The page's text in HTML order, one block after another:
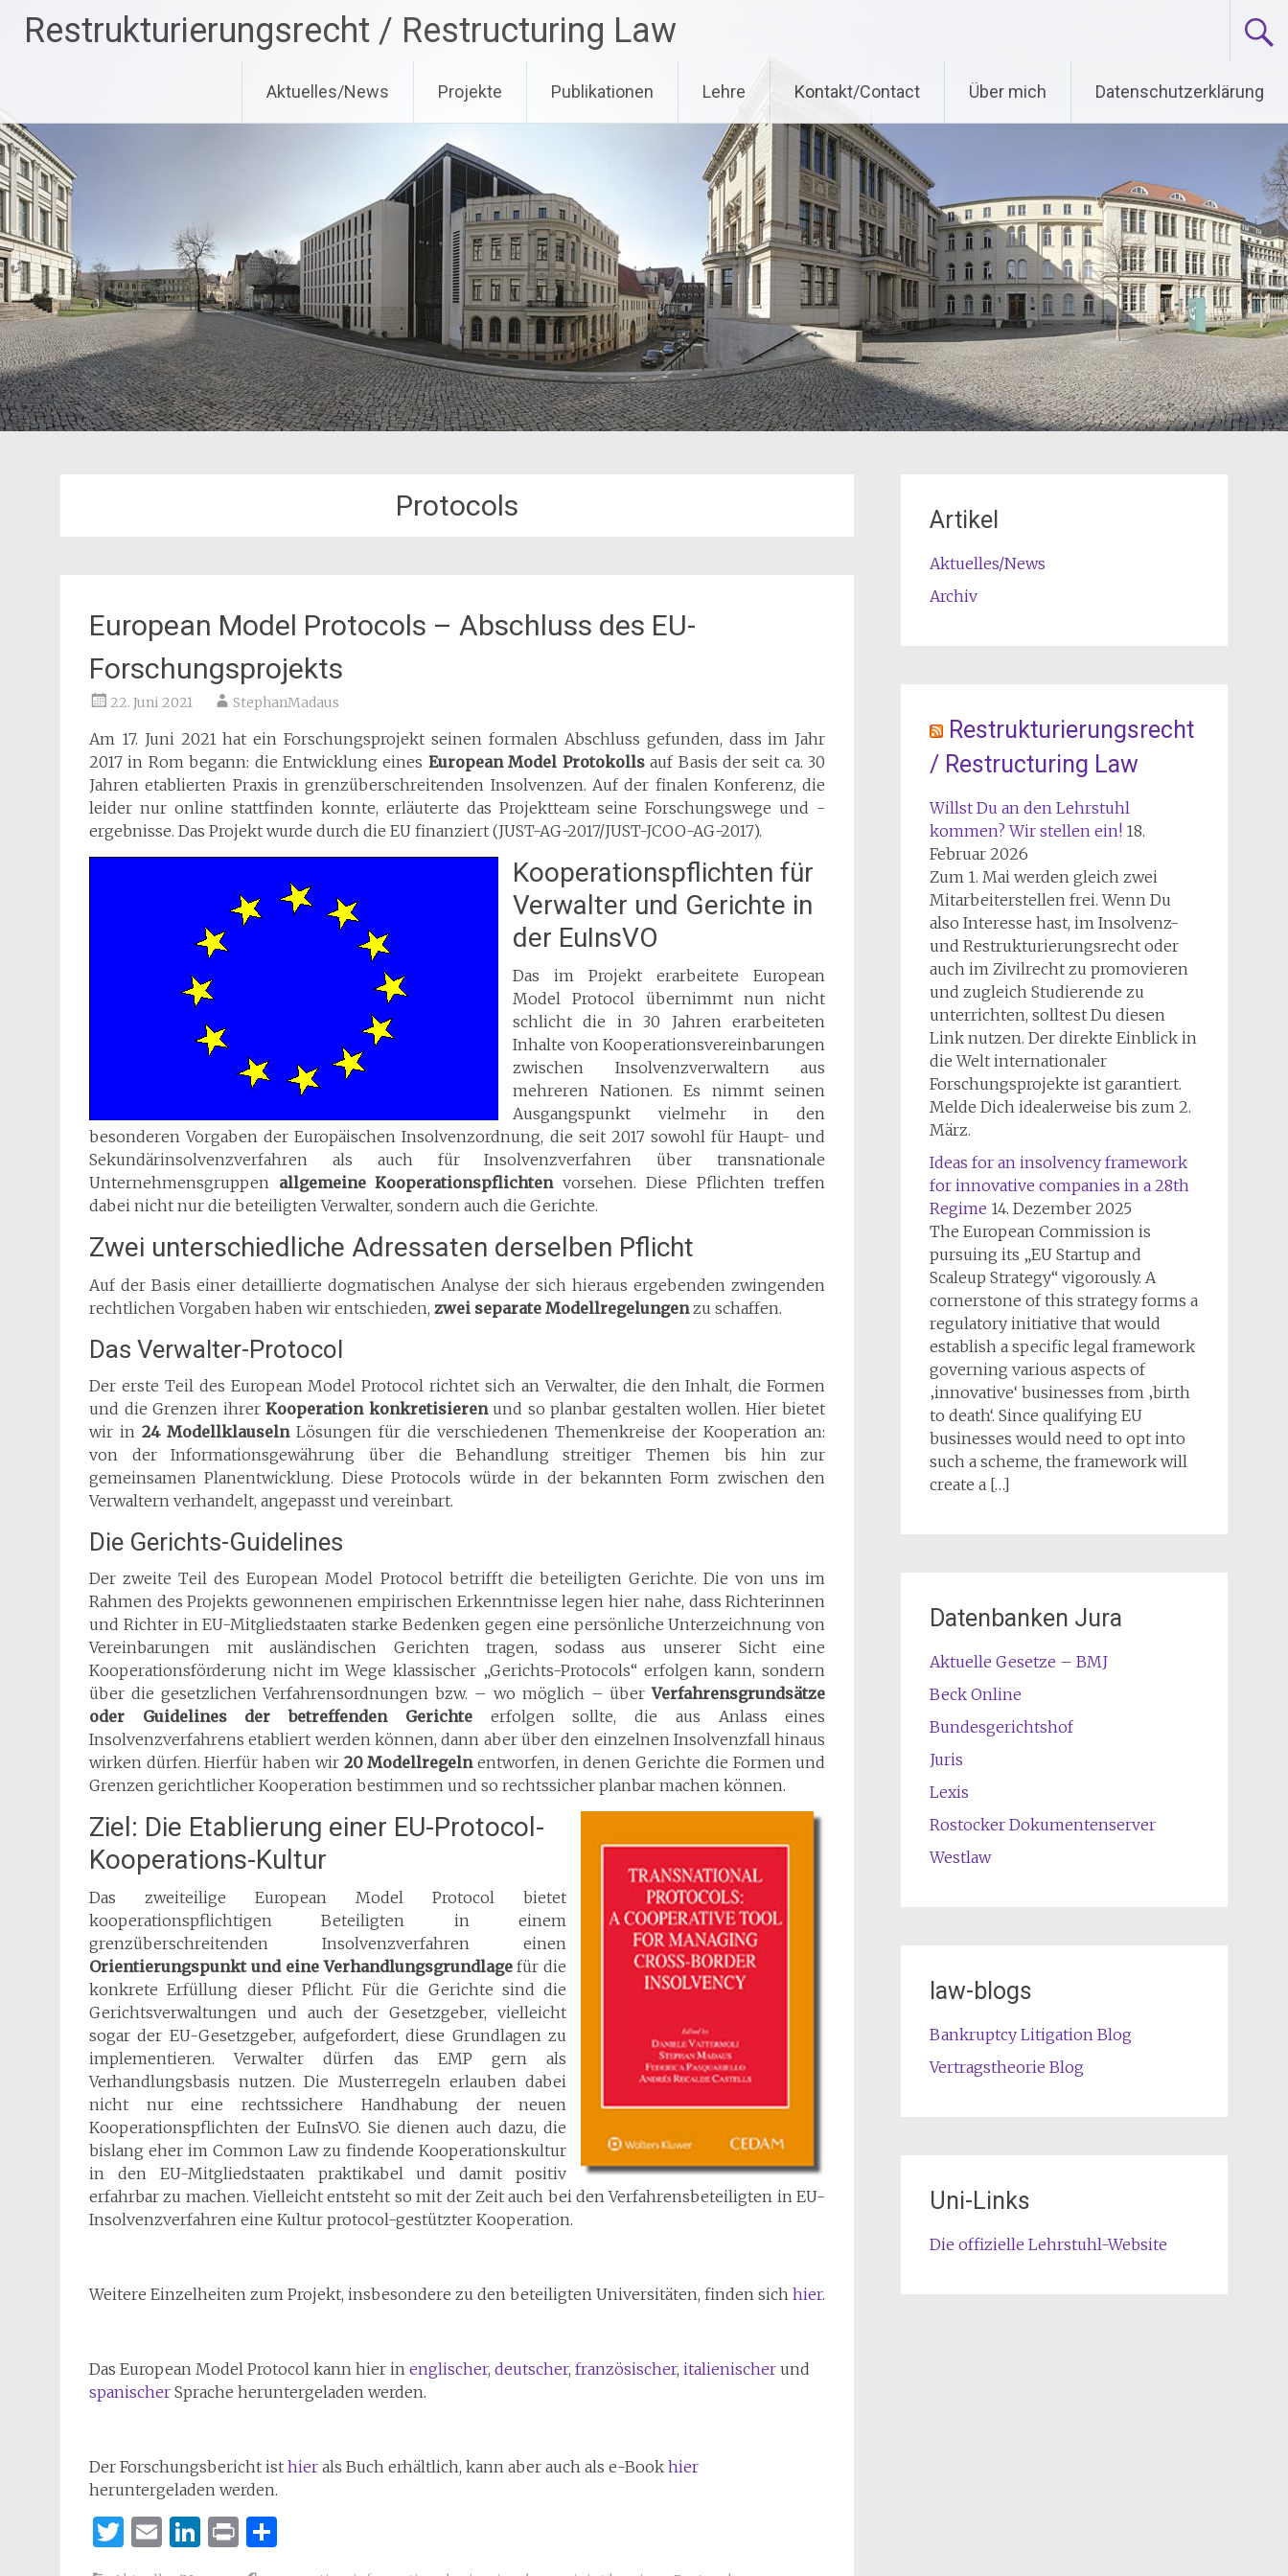
InhaltRestrukturierungsrecht / Restructuring Law
Aktuelles/News Projekte Publikationen Lehre Kontakt/Contact Über mich Datenschutzerklärung
Protocols
European Model Protocols – Abschluss des EU-
Forschungsprojekts
22. Juni 2021 StephanMadaus
Am 17. Juni 2021 hat ein Forschungsprojekt seinen formalen Abschluss gefunden, dass im Jahr
2017 in Rom begann: die Entwicklung eines European Model Protokollsauf Basis der seit ca. 30
Jahren etablierten Praxis in grenzüberschreitenden Insolvenzen. Auf der finalen Konferenz, die
leider nur online stattfinden konnte, erläuterte das Projektteam seine Forschungswege und -
ergebnisse. Das Projekt wurde durch die EU finanziert (JUST-AG-2017/JUST-JCOO-AG-2017).
Kooperationspflichten für
Verwalter und Gerichte in
der EuInsVO
Das im Projekt erarbeitete European
Model Protocol übernimmt nun nicht
schlicht die in 30 Jahren erarbeiteten
Inhalte von Kooperationsvereinbarungen
zwischen Insolvenzverwaltern aus
mehreren Nationen. Es nimmt seinen
Ausgangspunkt vielmehr in den
besonderen Vorgaben der Europäischen Insolvenzordnung, die seit 2017 sowohl für Haupt- und
Sekundärinsolvenzverfahren als auch für Insolvenzverfahren über transnationale
Unternehmensgruppen allgemeine Kooperationspflichtenvorsehen. Diese Pflichten treffen
dabei nicht nur die beteiligten Verwalter, sondern auch die Gerichte.
Zwei unterschiedliche Adressaten derselben Pflicht
Auf der Basis einer detaillierte dogmatischen Analyse der sich hieraus ergebenden zwingenden
rechtlichen Vorgaben haben wir entschieden, zwei separate Modellregelungenzu schaffen.
Das Verwalter-Protocol
Der erste Teil des European Model Protocol richtet sich an Verwalter, die den Inhalt, die Formen
und die Grenzen ihrerKooperation konkretisierenund so planbar gestalten wollen. Hier bietet
wir in24 ModellklauselnLösungen für die verschiedenen Themenkreise der Kooperation an:
von der Informationsgewährung über die Behandlung streitiger Themen bis hin zur
gemeinsamen Planentwicklung. Diese Protocols würde in der bekannten Form zwischen den
Verwaltern verhandelt, angepasst und vereinbart.
Die Gerichts-Guidelines
Der zweite Teil des European Model Protocol betrifft die beteiligten Gerichte. Die von uns im
Rahmen des Projekts gewonnenen empirischen Erkenntnisse legen hier nahe, dass Richterinnen
und Richter in EU-Mitgliedstaaten starke Bedenken gegen eine persönliche Unterzeichnung von
Vereinbarungen mit ausländischen Gerichten tragen, sodass aus unserer Sicht eine
Kooperationsförderung nicht im Wege klassischer „Gerichts-Protocols“ erfolgen kann, sondern
über die gesetzlichen Verfahrensordnungen bzw. – wo möglich – überVerfahrensgrundsätze
oder Guidelines der betreffenden Gerichteerfolgen sollte, die aus Anlass eines
Insolvenzverfahrens etabliert werden können, dann aber über den einzelnen Insolvenzfall hinaus
wirken dürfen. Hierfür haben wir 20 Modellregelnentworfen, in denen Gerichte die Formen und
Grenzen gerichtlicher Kooperation bestimmen und so rechtssicher planbar machen können.
Ziel: Die Etablierung einer EU-Protocol-
Kooperations-Kultur
Das zweiteilige European Model Protocol bietet
kooperationspflichtigen Beteiligten in einem
grenzüberschreitenden Insolvenzverfahren einen
Orientierungspunkt und eine Verhandlungsgrundlagefür die
konkrete Erfüllung dieser Pflicht. Für die Gerichte sind die
Gerichtsverwaltungen und auch der Gesetzgeber, vielleicht
sogar der EU-Gesetzgeber, aufgefordert, diese Grundlagen zu
implementieren. Verwalter dürfen das EMP gern als
Verhandlungsbasis nutzen. Die Musterregeln erlauben dabei
nicht nur eine rechtssichere Handhabung der neuen
Kooperationspflichten der EuInsVO. Sie dienen auch dazu, die
bislang eher im Common Law zu findende Kooperationskultur
in den EU-Mitgliedstaaten praktikabel und damit positiv
erfahrbar zu machen. Vielleicht entsteht so mit der Zeit auch bei den Verfahrensbeteiligten in EU-
Insolvenzverfahren eine Kultur protocol-gestützter Kooperation.
Weitere Einzelheiten zum Projekt, insbesondere zu den beteiligten Universitäten, finden sich hier.
Das European Model Protocol kann hier in englischer, deutscher, französischer, italienischer und
spanischer Sprache heruntergeladen werden.
Der Forschungsbericht ist hier als Buch erhältlich, kann aber auch als e-Book hier
heruntergeladen werden.
Twitter
EmailLinkedIn
Print
Artikel
Aktuelles/News
Archiv
Restrukturierungsrecht
/ Restructuring Law
Willst Du an den Lehrstuhl
kommen? Wir stellen ein! 18.
Februar 2026
Zum 1. Mai werden gleich zwei
Mitarbeiterstellen frei. Wenn Du
also Interesse hast, im Insolvenz-
und Restrukturierungsrecht oder
auch im Zivilrecht zu promovieren
und zugleich Studierende zu
unterrichten, solltest Du diesen
Link nutzen. Der direkte Einblick in
die Welt internationaler
Forschungsprojekte ist garantiert.
Melde Dich idealerweise bis zum 2.
März.
Ideas for an insolvency framework
for innovative companies in a 28th
Regime 14. Dezember 2025
The European Commission is
pursuing its „EU Startup and
Scaleup Strategy“ vigorously. A
cornerstone of this strategy forms a
regulatory initiative that would
establish a specific legal framework
governing various aspects of
‚innovative‘ businesses from ‚birth
to death‘. Since qualifying EU
businesses would need to opt into
such a scheme, the framework will
create a […]
Datenbanken Jura
Aktuelle Gesetze – BMJ
Beck Online
Bundesgerichtshof
Juris
Lexis
Rostocker Dokumentenserver
Westlaw
law-blogs
Bankruptcy Litigation Blog
Vertragstheorie Blog
Uni-Links
Die offizielle Lehrstuhl-Website